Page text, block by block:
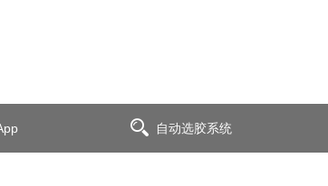
自动选胶系统